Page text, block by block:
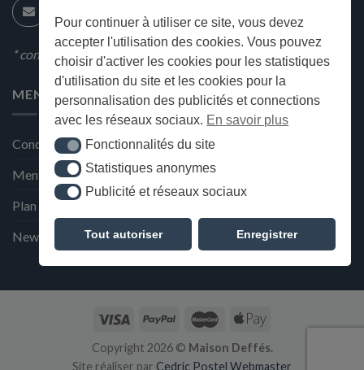
Pour continuer à utiliser ce site, vous devez
accepter l'utilisation des cookies. Vous pouvez
choisir d'activer les cookies pour les statistiques
d'utilisation du site et les cookies pour la
personnalisation des publicités et connections
avec les réseaux sociaux. En savoir plus
Fonctionnalités du site
Fonctionnalités du site
Statistiques anonymes
Statistiques anonymes
Publicité et réseaux sociaux
Publicité et réseaux sociaux
Tout autoriser Enregistrer
* condition en magasin
MENU
Conditions générales de ventes
Mentions Légales et Politique de confidentialité
Plan du site
Newsletter de la Maison Deffès
Copyright 2026 © Maison Deffés.
Site réaliser par Cedric Postel Webmaster